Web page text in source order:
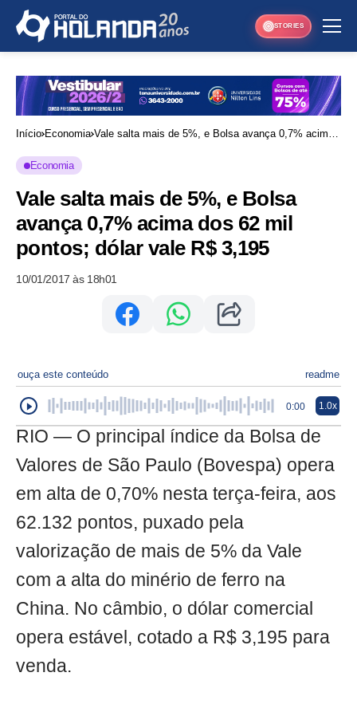
STORIES
Início Economia Vale salta mais de 5%, e Bolsa avança 0,7% acima
Economia
Vale salta mais de 5%, e Bolsa
avança 0,7% acima dos 62 mil
pontos; dólar vale R$ 3,195
10/01/2017 às 18h01
ouça este conteúdo readme
0:00 1.0x
RIO — O principal índice da Bolsa de
Valores de São Paulo (Bovespa) opera
em alta de 0,70% nesta terça-feira, aos
62.132 pontos, puxado pela
valorização de mais de 5% da Vale
com a alta do minério de ferro na
China. No câmbio, o dólar comercial
opera estável, cotado a R$ 3,195 para
venda.